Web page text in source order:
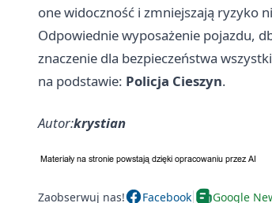
one widoczność i zmniejszają ryzyko
Odpowiednie wyposażenie pojazdu,
znaczenie dla bezpieczeństwa
na podstawie: Policja Cieszyn.
Autor:krystian
Zaobserwuj nas! Facebook Google